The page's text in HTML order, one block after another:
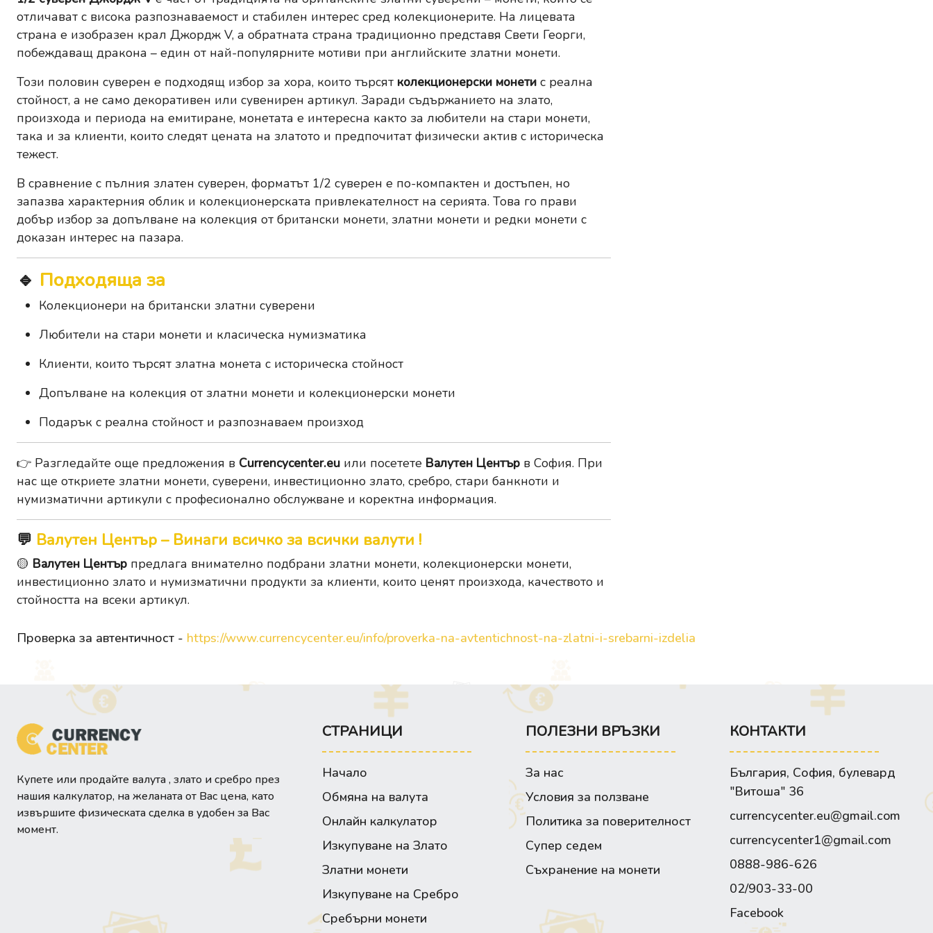
отличават с висока разпознаваемост и стабилен интерес сред колекционерите. На лицевата
страна е изобразен крал Джордж V, а обратната страна традиционно представя Свети Георги,
побеждаващ дракона – един от най-популярните мотиви при английските златни монети.
Този половин суверен е подходящ избор за хора, които търсят колекционерски монети с реална
стойност, а не само декоративен или сувенирен артикул. Заради съдържанието на злато,
произхода и периода на емитиране, монетата е интересна както за любители на стари монети,
така и за клиенти, които следят цената на златото и предпочитат физически актив с историческа
тежест.
В сравнение с пълния златен суверен, форматът 1/2 суверен е по-компактен и достъпен, но
запазва характерния облик и колекционерската привлекателност на серията. Това го прави
добър избор за допълване на колекция от британски монети, златни монети и редки монети с
доказан интерес на пазара.
🔹 Подходяща за
Колекционери на британски златни суверени
Любители на стари монети и класическа нумизматика
Клиенти, които търсят златна монета с историческа стойност
Допълване на колекция от златни монети и колекционерски монети
Подарък с реална стойност и разпознаваем произход
👉 Разгледайте още предложения в Currencycenter.eu или посетете Валутен Център в София. При
нас ще откриете златни монети, суверени, инвестиционно злато, сребро, стари банкноти и
нумизматични артикули с професионално обслужване и коректна информация.
💬 Валутен Център – Винаги всичко за всички валути !
🟡 Валутен Център предлага внимателно подбрани златни монети, колекционерски монети,
инвестиционно злато и нумизматични продукти за клиенти, които ценят произхода, качеството и
стойността на всеки артикул.
Проверка за автентичност - https://www.currencycenter.eu/info/proverka-na-avtentichnost-na-zlatni-i-srebarni-izdelia
Купете или продайте валута , злато и сребро през
нашия калкулатор, на желаната от Вас цена, като
извършите физическата сделка в удобен за Вас
момент.
СТРАНИЦИ
Начало
Обмяна на валута
Онлайн калкулатор
Изкупуване на Злато
Златни монети
Изкупуване на Сребро
Сребърни монети
ПОЛЕЗНИ ВРЪЗКИ
За нас
Условия за ползване
Политика за поверителност
Супер седем
Съхранение на монети
КОНТАКТИ
България, София, булевард
"Витоша" 36
currencycenter.eu@gmail.com
currencycenter1@gmail.com
0888-986-626
02/903-33-00
Facebook